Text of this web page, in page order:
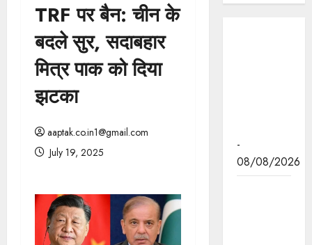
TRF पर बैन: चीन के
बदले सुर, सदाबहार
मित्र पाक को दिया
झटका
aaptak.co.in1@gmail.com
July 19, 2025
-
08/08/2026